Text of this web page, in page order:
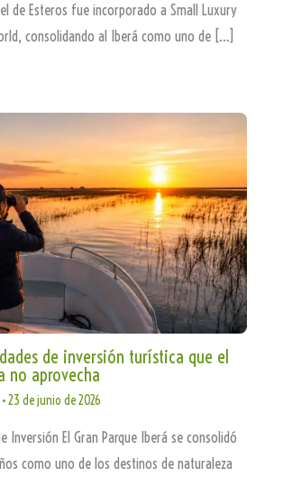
de Esteros fue incorporado a Small Luxury
consolidando al Iberá como uno de […]
de inversión turística que el
no aprovecha
•23 de junio de 2026
Inversión El Gran Parque Iberá se consolidó
como uno de los destinos de naturaleza